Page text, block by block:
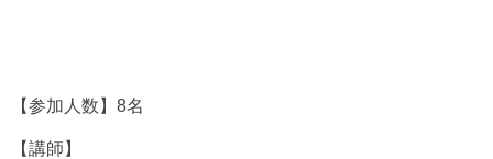
【参加人数】8名
【講師】